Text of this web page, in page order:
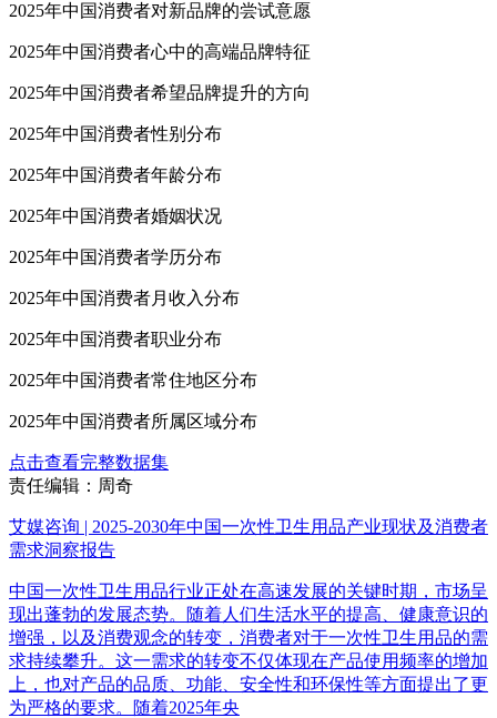
2025年中国消费者对新品牌的尝试意愿
2025年中国消费者心中的高端品牌特征
2025年中国消费者希望品牌提升的方向
2025年中国消费者性别分布
2025年中国消费者年龄分布
2025年中国消费者婚姻状况
2025年中国消费者学历分布
2025年中国消费者月收入分布
2025年中国消费者职业分布
2025年中国消费者常住地区分布
2025年中国消费者所属区域分布
点击查看完整数据集
责任编辑：周奇
艾媒咨询 | 2025-2030年中国一次性卫生用品产业现状及消费者
需求洞察报告
中国一次性卫生用品行业正处在高速发展的关键时期，市场呈
现出蓬勃的发展态势。随着人们生活水平的提高、健康意识的
增强，以及消费观念的转变，消费者对于一次性卫生用品的需
求持续攀升。这一需求的转变不仅体现在产品使用频率的增加
上，也对产品的品质、功能、安全性和环保性等方面提出了更
为严格的要求。随着2025年央